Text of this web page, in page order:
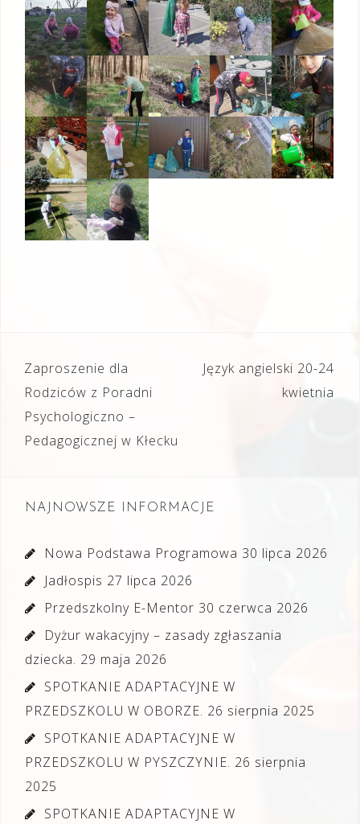
Nawigacja
wpisu
Zaproszenie dla
Rodziców z Poradni
Psychologiczno –
Pedagogicznej w Kłecku
Język angielski 20-24
kwietnia
NAJNOWSZE INFORMACJE
Nowa Podstawa Programowa 30 lipca 2026
Jadłospis 27 lipca 2026
Przedszkolny E-Mentor 30 czerwca 2026
Dyżur wakacyjny – zasady zgłaszania
dziecka. 29 maja 2026
SPOTKANIE ADAPTACYJNE W
PRZEDSZKOLU W OBORZE. 26 sierpnia 2025
SPOTKANIE ADAPTACYJNE W
PRZEDSZKOLU W PYSZCZYNIE. 26 sierpnia
2025
SPOTKANIE ADAPTACYJNE W